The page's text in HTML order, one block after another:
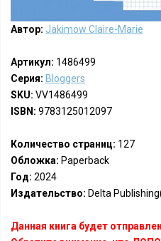
Автор: Jakimow Claire-Marie
Артикул: 1486499
Серия: Bloggers
SKU: VV1486499
ISBN: 9783125012097
Количество страниц: 127
Обложка: Paperback
Год: 2024
Издательство: Delta
Данная книга будет